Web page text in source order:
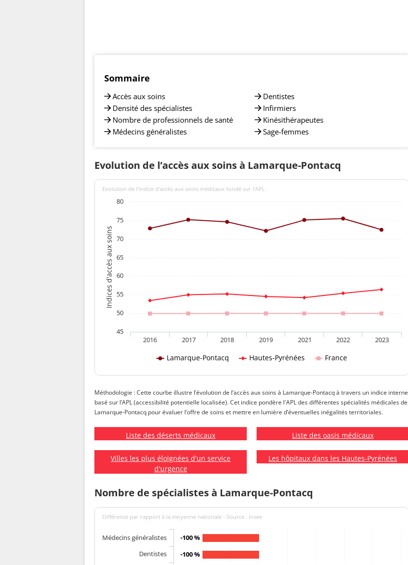
Sommaire
Accès aux soins
Densité des spécialistes
Nombre de professionnels de santé
Médecins généralistes
Dentistes
Infirmiers
Kinésithérapeutes
Sage-femmes
Evolution de l’accès aux soins à Lamarque-Pontacq
Indices d'accès aux soins
Evolution de l’indice d’accès aux soins médicaux fondé sur l'APL
Lamarque-Pontacq Hautes-Pyrénées France
2016 2017 2018 2019 2021 2022 2023
45
50
55
60
65
70
75
80
Méthodologie : Cette courbe illustre l’évolution de l’accès aux soins à Lamarque-Pontacq à travers un indice interne
basé sur l’APL (accessibilité potentielle localisée). Cet indice pondère l'APL des différentes spécialités médicales de
Lamarque-Pontacq pour évaluer l’offre de soins et mettre en lumière d’éventuelles inégalités territoriales.
Liste des déserts médicaux Liste des oasis médicaux
Villes les plus éloignées d'un service
d'urgence
Les hôpitaux dans les Hautes-Pyrénées
Nombre de spécialistes à Lamarque-Pontacq
Différence par rapport à la moyenne nationale - Source : Insee
-100 %
-100 %
Médecins généralistes
Dentistes